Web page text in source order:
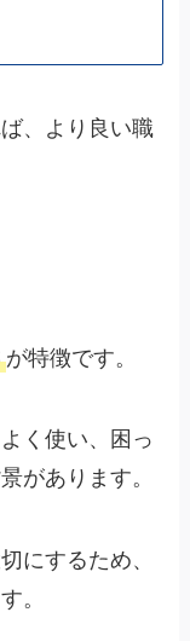
、より良い職
が特徴です。
く使い、困っ
があります。
にするため、
。